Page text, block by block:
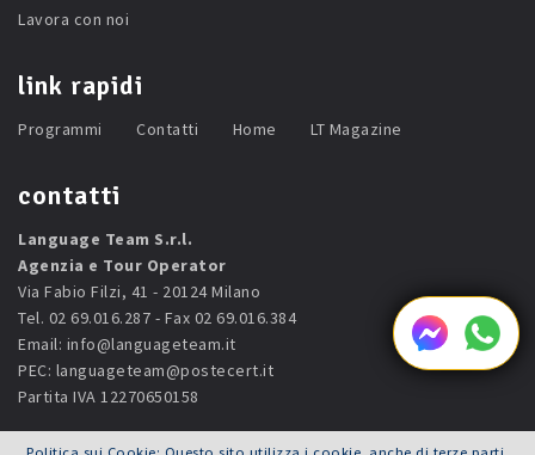
Lavora con noi
link rapidi
Programmi Contatti Home LT Magazine
contatti
Language Team S.r.l.
Agenzia e Tour Operator
Via Fabio Filzi, 41 - 20124 Milano
Tel. 02 69.016.287 - Fax 02 69.016.384
Email: info@languageteam.it
PEC: languageteam@postecert.it
Partita IVA 12270650158